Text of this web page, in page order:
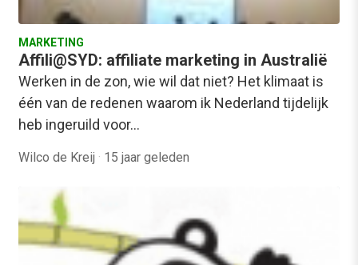
MARKETING
Affili@SYD: affiliate marketing in Australië
Werken in de zon, wie wil dat niet? Het klimaat is
één van de redenen waarom ik Nederland tijdelijk
heb ingeruild voor…
Wilco de Kreij · 15 jaar geleden